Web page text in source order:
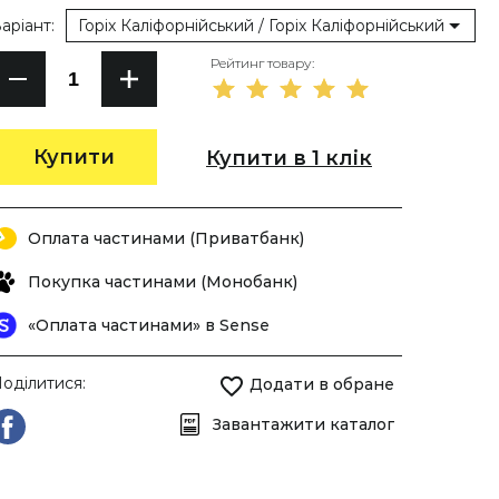
Купити
Горіх Каліфорнійський / Горіх Каліфорнійський
Рейтинг товару:
Купити в 1 клік
Оплата частинами (Приватбанк)
Покупка частинами (Монобанк)
«Оплата частинами» в Sense
Додати в обране
Завантажити каталог